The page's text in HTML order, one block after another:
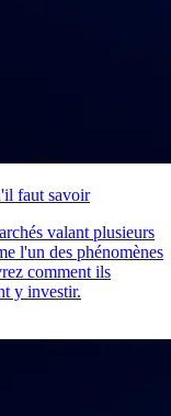
faut savoir
valant plusieurs
l'un des phénomènes
comment ils
y investir.